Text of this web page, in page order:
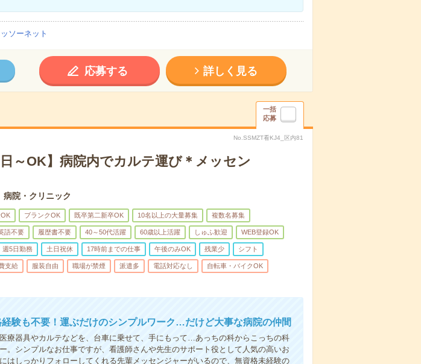
ソーネット
応募する 詳しく見る
一括
応募
No.SSMZT看KJ4_区内81
日～OK】病院内でカルテ運び＊メッセン
病院・クリニック
ブランクOK 既卒第二新卒OK 10名以上の大量募集 複数名募集
語不要 履歴書不要 40～50代活躍 60歳以上活躍 しゅふ歓迎 WEB登録OK
週5日勤務 土日祝休 17時前までの仕事 午後のみOK 残業少 シフト
支給 服装自由 職場が禁煙 派遣多 電話対応なし 自転車・バイクOK
験も不要！運ぶだけのシンプルワーク…だけど大事な病院の仲間
療器具やカルテなどを、台車に乗せて、手にもって…あっちの科からこっちの科
。シンプルなお仕事ですが、看護師さんや先生のサポート役として人気の高いお
はしっかりフォローしてくれる先輩メッセンジャーがいるので、無資格未経験の